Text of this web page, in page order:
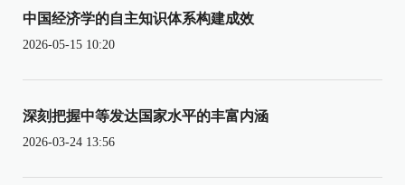
中国经济学的自主知识体系构建成效
2026-05-15 10:20
深刻把握中等发达国家水平的丰富内涵
2026-03-24 13:56